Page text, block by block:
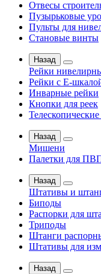
Отвесы
Пузырьковые
Пульты для
Становые винты
Назад
Рейки
Рейки с Е-
Инварные рейки
Кнопки для реек
Назад
Мишени
Палетки для
Назад
Штативы и
Биподы
Распорки для
Триподы
Штанги
Штативы для
Назад